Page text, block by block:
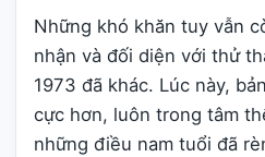
Những khó khăn tuy vẫn
nhận và đối diện với thử
1973 đã khác. Lúc này,
cực hơn, luôn trong tâm
những điều nam tuổi đã